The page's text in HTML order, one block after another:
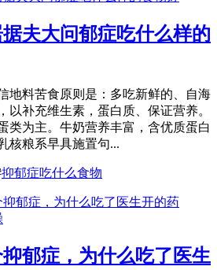
夫大问郁症吃什么样的
地料苦食原则是：多吃新鲜的、自海
以补充维生素，蛋白质、保证营养。
类为主。牛奶营养丰富，含优质蛋白
核粮系早具施置句...
抑郁症吃什么食物
郁症，为什么吃了医生